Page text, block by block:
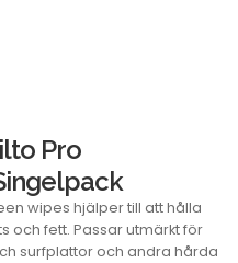
Pro
wipes hjälper till att hålla
och fett. Passar utmärkt för
surfplattor och andra hårda